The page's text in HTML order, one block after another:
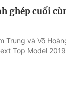
ghép cuối
Trung và Võ
Top Model